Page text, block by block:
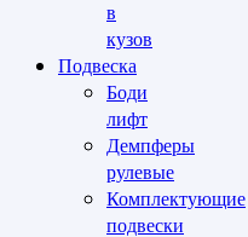
в
кузов
Подвеска
Боди
лифт
Демпферы
рулевые
Комплектующие
подвески